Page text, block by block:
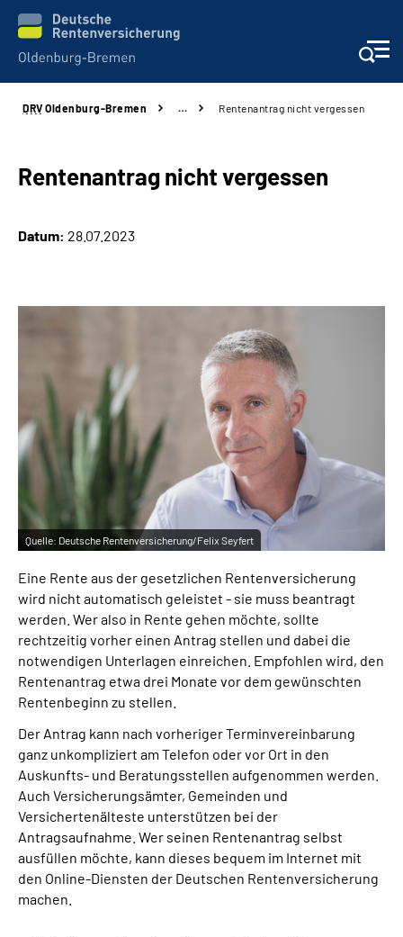
Services
Beratung und Kontakt
Inhalte in Gebärdensprache (DGS)
Leichte Sprache
Suche
Mein Kundenportal
DRV Oldenburg-Bremen … Rentenantrag nicht vergessen
Rentenantrag nicht vergessen
Datum: 28.07.2023
Quelle: Deutsche Rentenversicherung/Felix Seyfert
Eine Rente aus der gesetzlichen Rentenversicherung
wird nicht automatisch geleistet - sie muss beantragt
werden. Wer also in Rente gehen möchte, sollte
rechtzeitig vorher einen Antrag stellen und dabei die
notwendigen Unterlagen einreichen. Empfohlen wird, den
Rentenantrag etwa drei Monate vor dem gewünschten
Rentenbeginn zu stellen.
Der Antrag kann nach vorheriger Terminvereinbarung
ganz unkompliziert am Telefon oder vor Ort in den
Auskunfts- und Beratungsstellen aufgenommen werden.
Auch Versicherungsämter, Gemeinden und
Versichertenälteste unterstützen bei der
Antragsaufnahme. Wer seinen Rentenantrag selbst
ausfüllen möchte, kann dieses bequem im Internet mit
den Online-Diensten der Deutschen Rentenversicherung
machen.